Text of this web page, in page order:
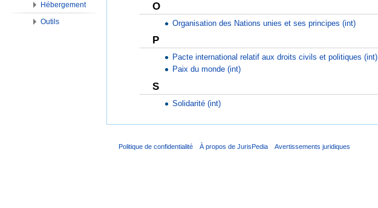
O
Organisation des Nations unies et ses principes (int)
P
Pacte international relatif aux droits civils et politiques (int)
Paix du monde (int)
S
Solidarité (int)
Hébergement
Outils
Politique de confidentialité À propos de JurisPedia Avertissements juridiques